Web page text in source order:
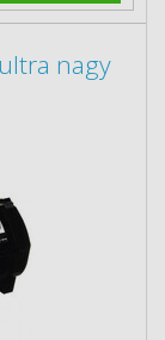
nagy